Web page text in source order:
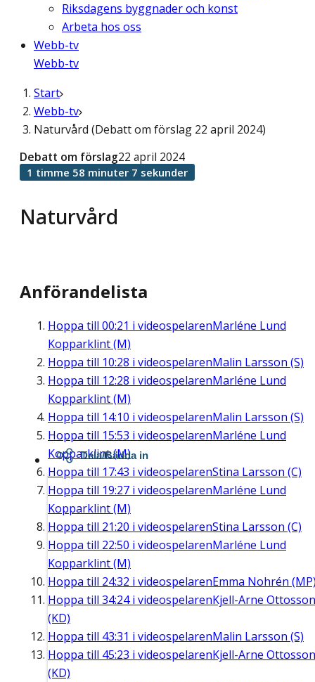
Riksdagens byggnader och konst
Arbeta hos oss
Webb-tv
Webb-tv
Start
Webb-tv
Naturvård (Debatt om förslag 22 april 2024)
Naturvård
Debatt om förslag22 april 2024
1 timme 58 minuter 7 sekunder
Anförandelista
Hoppa till 00:21 i videospelarenMarléne Lund
Kopparklint (M)
Hoppa till 10:28 i videospelarenMalin Larsson (S)
Hoppa till 12:28 i videospelarenMarléne Lund
Kopparklint (M)
Hoppa till 14:10 i videospelarenMalin Larsson (S)
Hoppa till 15:53 i videospelarenMarléne Lund
Kopparklint (M)
Hoppa till 17:43 i videospelarenStina Larsson (C)
Hoppa till 19:27 i videospelarenMarléne Lund
Kopparklint (M)
Hoppa till 21:20 i videospelarenStina Larsson (C)
Hoppa till 22:50 i videospelarenMarléne Lund
Kopparklint (M)
Hoppa till 24:32 i videospelarenEmma Nohrén
Hoppa till 34:24i videospelarenKjell-Arne Ottosson
(KD)
Hoppa till 43:31 i videospelarenMalin Larsson (S)
Hoppa till 45:23 i videospelarenKjell-Arne Ottosson
(KD)
Dela/Bädda in